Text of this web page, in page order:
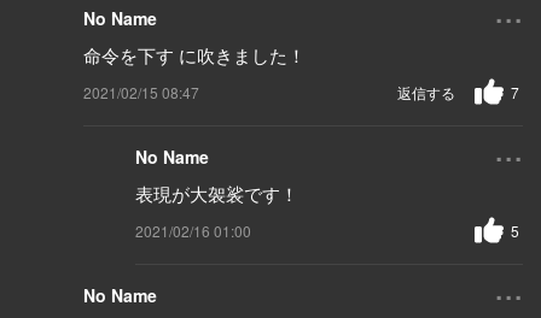
No Name
命令を下す に吹きました！
2021/02/15 08:47 7
返信する
No Name ...
表現が大袈裟です！
2021/02/16 01:00 5
No Name ...